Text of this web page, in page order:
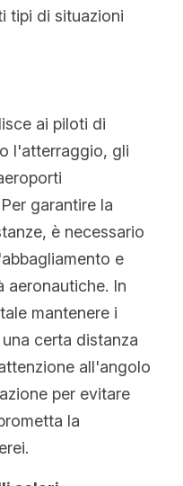
tipi di situazioni
ai piloti di
l'atterraggio, gli
garantire la
è necessario
e
aeronautiche. In
mantenere i
certa distanza
all'angolo
per evitare
la